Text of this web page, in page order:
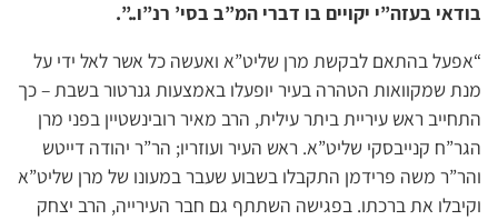
בודאי בעזה”י יקויים בו דברי המ”ב בסי’ רנ”ו..”.
“אפעל בהתאם לבקשת מרן שליט”א ואעשה כל אשר לאל ידי על
מנת שמקוואות הטהרה בעיר יופעלו באמצעות גנרטור בשבת – כך
התחייב ראש עיריית ביתר עילית, הרב מאיר רובינשטיין בפני מרן
הגר”ח קנייבסקי שליט”א. ראש העיר ועוזריו; הר”ר יהודה דייטש
והר”ר משה פרידמן התקבלו בשבוע שעבר במעונו של מרן שליט”א
וקיבלו את ברכתו. בפגישה השתתף גם חבר העירייה, הרב יצחק